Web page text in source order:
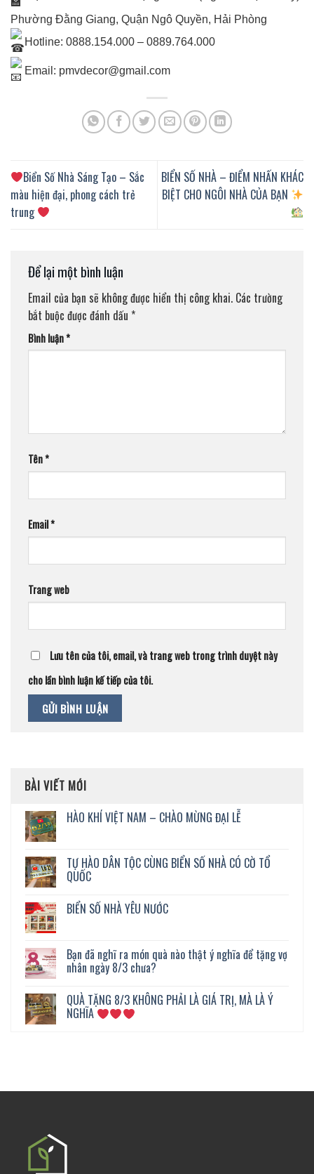
Phường Đằng Giang, Quận Ngô Quyền, Hải Phòng
Hotline: 0888.154.000 – 0889.764.000
Email: pmvdecor@gmail.com
Biển Số Nhà Sáng Tạo – Sắc
màu hiện đại, phong cách trẻ
trung
BIỂN SỐ NHÀ – ĐIỂM NHẤN KHÁC
BIỆT CHO NGÔI NHÀ CỦA BẠN
Để lại một bình luận
Email của bạn sẽ không được hiển thị công khai. Các trường
bắt buộc được đánh dấu *
Bình luận*
Tên*
Email*
Trang web
Lưu tên của tôi, email, và trang web trong trình duyệt này
cho lần bình luận kế tiếp của tôi.
BÀI VIẾT MỚI
HÀO KHÍ VIỆT NAM – CHÀO MỪNG ĐẠI LỄ
TỰ HÀO DÂN TỘC CÙNG BIỂN SỐ NHÀ CÓ CỜ TỔ
QUỐC
BIỂN SỐ NHÀ YÊU NƯỚC
Bạn đã nghĩ ra món quà nào thật ý nghĩa để tặng vợ
nhân ngày 8/3 chưa?
QUÀ TẶNG 8/3 KHÔNG PHẢI LÀ GIÁ TRỊ, MÀ LÀ Ý
NGHĨA